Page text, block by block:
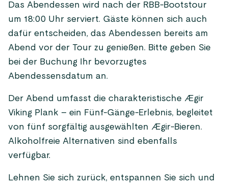
Das Abendessen wird nach der RBB-Bootstour
um 18:00 Uhr serviert. Gäste können sich auch
dafür entscheiden, das Abendessen bereits am
Abend vor der Tour zu genießen. Bitte geben Sie
bei der Buchung Ihr bevorzugtes
Abendessensdatum an.
Der Abend umfasst die charakteristische Ægir
Viking Plank – ein Fünf-Gänge-Erlebnis, begleitet
von fünf sorgfältig ausgewählten Ægir-Bieren.
Alkoholfreie Alternativen sind ebenfalls
verfügbar.
Lehnen Sie sich zurück, entspannen Sie sich und